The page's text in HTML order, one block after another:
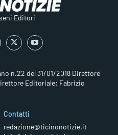
Editori
n.22 del 31/01/2018 Direttore
Editoriale: Fabrizio
Contatti
redazione@ticinonotizie.it